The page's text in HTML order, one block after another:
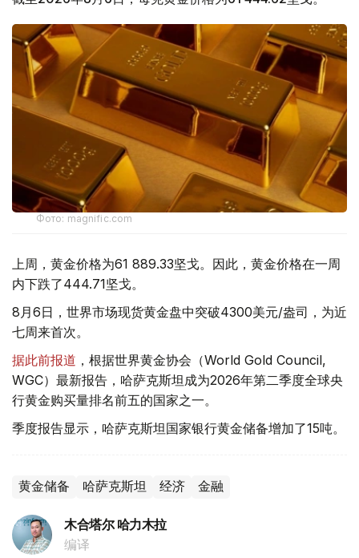
Фото: magnific.com
上周，黄金价格为61 889.33坚戈。因此，黄金价格在一周
内下跌了444.71坚戈。
8月6日，世界市场现货黄金盘中突破4300美元/盎司，为近
七周来首次。
据此前报道 ，根据世界黄金协会（World Gold Council,
WGC）最新报告，哈萨克斯坦成为2026年第二季度全球央
行黄金购买量排名前五的国家之一。
季度报告显示，哈萨克斯坦国家银行黄金储备增加了15吨。
黄金储备 哈萨克斯坦 经济 金融
木合塔尔 哈力木拉
编译